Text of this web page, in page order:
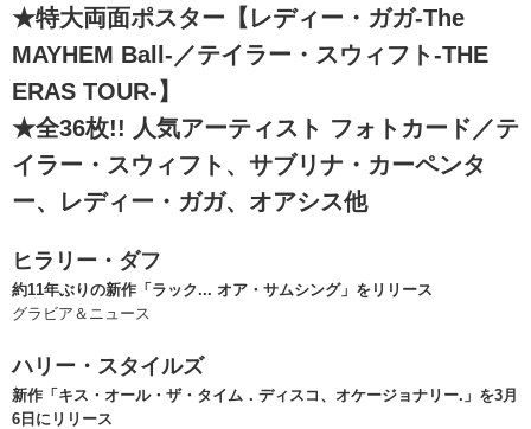
★特大両面ポスター【レディー・ガガ-The
MAYHEM Ball-／テイラー・スウィフト-THE
ERAS TOUR-】
★全36枚!! 人気アーティスト フォトカード／テ
イラー・スウィフト、サブリナ・カーペンタ
ー、レディー・ガガ、オアシス他
ヒラリー・ダフ
約11年ぶりの新作「ラック... オア・サムシング」をリリース
グラビア＆ニュース
ハリー・スタイルズ
新作「キス・オール・ザ・タイム．ディスコ、オケージョナリー.」を3月
6日にリリース